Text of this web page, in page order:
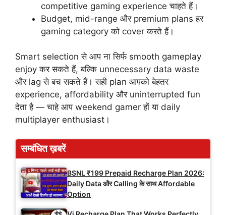
competitive gaming experience चाहते हैं।
Budget, mid-range और premium plans हर
gaming category को cover करते हैं।
Smart selection से आप ना सिर्फ smooth gameplay
enjoy कर सकते हैं, बल्कि unnecessary data waste
और lag से बच सकते हैं। सही plan आपको बेहतर
experience, affordability और uninterrupted fun
देता है — चाहे आप weekend gamer हों या daily
multiplayer enthusiast।
सम्बंधित ख़बरें
BSNL ₹199 Prepaid Recharge Plan 2026:
Daily Data और Calling के साथ Affordable
Option